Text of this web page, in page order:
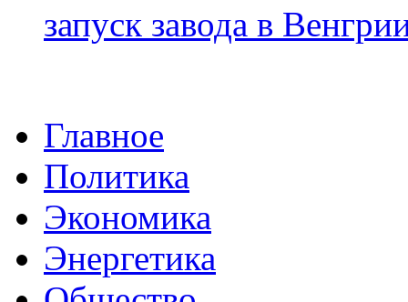
запуск завода в
Главное
Политика
Экономика
Энергетика